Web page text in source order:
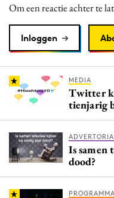
Om een reactie achter te
Inloggen
MEDIA
Twitter
tienjarig
Is samen
dood?